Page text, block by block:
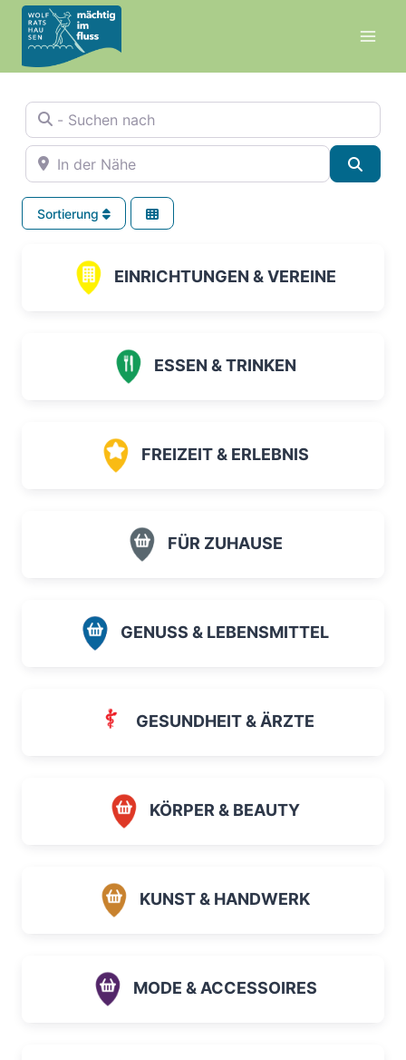
Zum
Inhalt
springen
- Suchen nach
In der Nähe
Sortierung
EINRICHTUNGEN & VEREINE
ESSEN & TRINKEN
FREIZEIT & ERLEBNIS
FÜR ZUHAUSE
GENUSS & LEBENSMITTEL
GESUNDHEIT & ÄRZTE
KÖRPER & BEAUTY
KUNST & HANDWERK
MODE & ACCESSOIRES